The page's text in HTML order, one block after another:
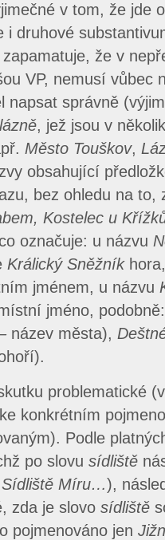
v tom, že jde
i druhové
že v
VP, nemusí vůbec
napsat správně
lázně, jež jsou v
Město Touškov,
obsahující
bez ohledu na to,
Kostelec u
označuje: u názvu
Králický Sněžník
jménem, u názvu
jméno,
název města),
problematické
konkrétním
Podle
po slovu sídliště
Sídliště Míru…),
zda je slovo sídliště
pojmenováno jen